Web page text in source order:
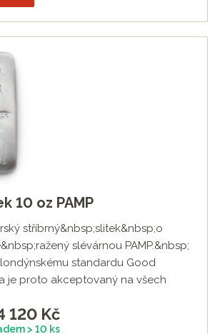
10 oz PAMP
stříbrný&nbsp;slitek&nbsp;o
slévárnou PAMP.&nbsp;
standardu Good
je proto akceptovaný na všech
120 Kč
> 10 ks